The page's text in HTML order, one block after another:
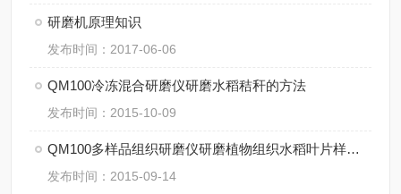
研磨机原理知识
发布时间：2017-06-06
QM100冷冻混合研磨仪研磨水稻秸秆的方法
发布时间：2015-10-09
QM100多样品组织研磨仪研磨植物组织水稻叶片样品方法
发布时间：2015-09-14